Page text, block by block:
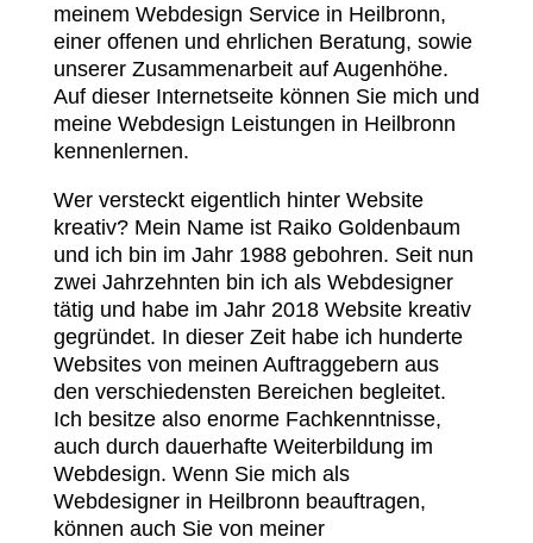
meinem Webdesign Service in Heilbronn,
einer offenen und ehrlichen Beratung, sowie
unserer Zusammenarbeit auf Augenhöhe.
Auf dieser Internetseite können Sie mich und
meine Webdesign Leistungen in Heilbronn
kennenlernen.
Wer versteckt eigentlich hinter Website
kreativ? Mein Name ist Raiko Goldenbaum
und ich bin im Jahr 1988 gebohren. Seit nun
zwei Jahrzehnten bin ich als Webdesigner
tätig und habe im Jahr 2018 Website kreativ
gegründet. In dieser Zeit habe ich hunderte
Websites von meinen Auftraggebern aus
den verschiedensten Bereichen begleitet.
Ich besitze also enorme Fachkenntnisse,
auch durch dauerhafte Weiterbildung im
Webdesign. Wenn Sie mich als
Webdesigner in Heilbronn beauftragen,
können auch Sie von meiner